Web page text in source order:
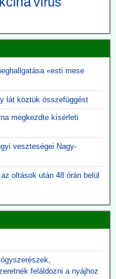
Szövetség felülvizsgálta a
vagy annál hosszabb
másként sorolták
Kennedy
újra elindítja
egészségügyi miniszter
több száz millió dolláros
oltással összefüggésbe
vissza a közbizalmat, és
Amerika 2001 óta nyújtott
a Gavi finanszírozását. A
Rubio nem ejtett szót.
beszerzett,
tárolása eddig
«esti mese
lát köztük összefüggést
megkezdte kísérleti
veszteségei Nagy-
oltások után 48 órán belül
feláldozni a nyájhoz